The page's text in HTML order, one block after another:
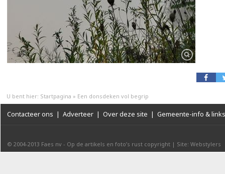
U bent hier: Startpagina » Een donsdeken vol begrip
Contacteer ons | Adverteer | Over deze site | Gemeente-info & links
© 2004-2013 Faes nv - Op de artikels en foto’s rust copyright | Site: Webstylers